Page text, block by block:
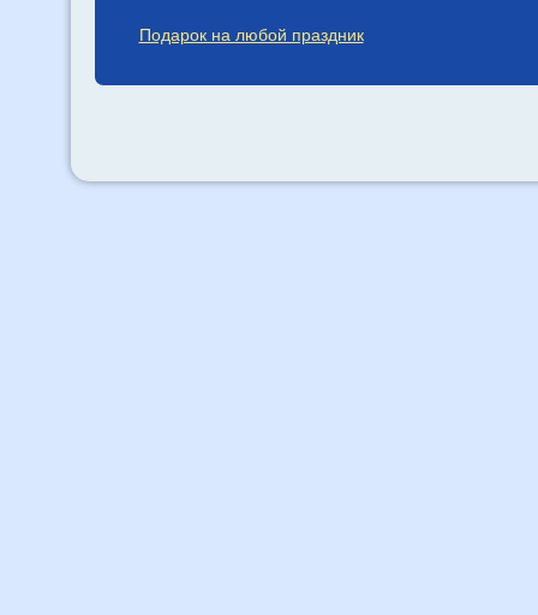
Подарок на любой праздник